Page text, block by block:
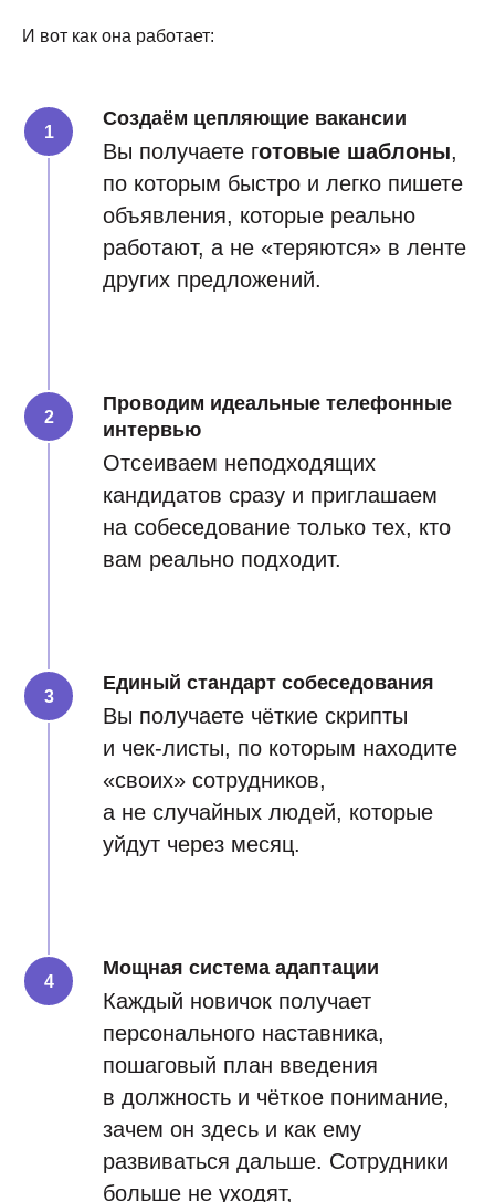
И вот как она работает:
Создаём цепляющие вакансии
Вы получаете готовые шаблоны,
по которым быстро и легко пишете
объявления, которые реально
работают, а не «теряются» в ленте
других предложений.
Проводим идеальные телефонные
интервью
Отсеиваем неподходящих
кандидатов сразу и приглашаем
на собеседование только тех, кто
вам реально подходит.
Единый стандарт собеседования
Вы получаете чёткие скрипты
и чек-листы, по которым находите
«своих» сотрудников,
а не случайных людей, которые
уйдут через месяц.
Мощная система адаптации
Каждый новичок получает
персонального наставника,
пошаговый план введения
в должность и чёткое понимание,
зачем он здесь и как ему
развиваться дальше. Сотрудники
больше не уходят,